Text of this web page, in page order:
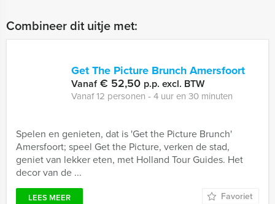
Combineer dit uitje met:
Get The Picture Brunch Amersfoort
Vanaf€ 52,50 p.p. excl. BTW
Vanaf 12 personen ‐ 4 uur en 30 minuten
Spelen en genieten, dat is 'Get the Picture Brunch'
Amersfoort; speel Get the Picture, verken de stad,
geniet van lekker eten, met Holland Tour Guides. Het
decor van de ...
LEES MEER Favoriet